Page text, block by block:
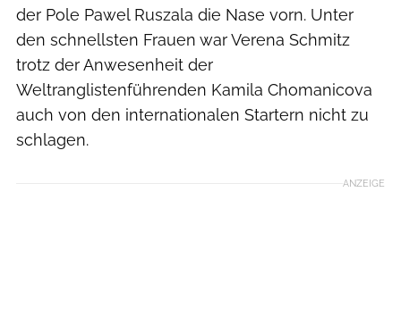
der Pole Pawel Ruszala die Nase vorn. Unter
den schnellsten Frauen war Verena Schmitz
trotz der Anwesenheit der
Weltranglistenführenden Kamila Chomanicova
auch von den internationalen Startern nicht zu
schlagen.
ANZEIGE